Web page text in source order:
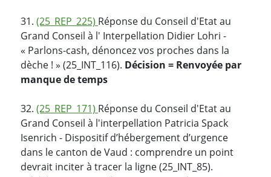
31. (25_REP_225) Réponse du Conseil d'Etat au
Grand Conseil à l' Interpellation Didier Lohri -
« Parlons-cash, dénoncez vos proches dans la
dèche ! » (25_INT_116). Décision = Renvoyée par
manque de temps
32. (25_REP_171) Réponse du Conseil d'Etat au
Grand Conseil à l'interpellation Patricia Spack
Isenrich - Dispositif d’hébergement d’urgence
dans le canton de Vaud : comprendre un point
devrait inciter à tracer la ligne (25_INT_85).